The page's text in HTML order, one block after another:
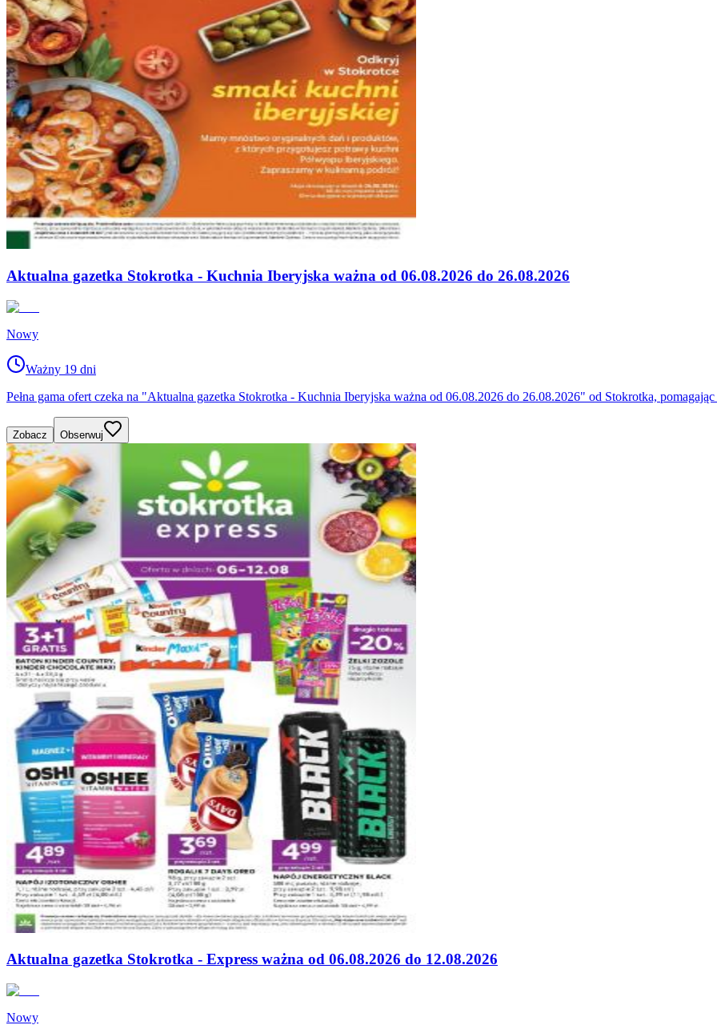
Aktualna gazetka Stokrotka - Kuchnia Iberyjska ważna od 06.08.2026 do 26.08.2026
Nowy
Ważny 19 dni
Pełna gama ofert czeka na "Aktualna gazetka Stokrotka - Kuchnia Iberyjska ważna od 06.08.2026 do 26.08.2026" od Stokrotka,
Zobacz Obserwuj
Aktualna gazetka Stokrotka - Express ważna od 06.08.2026 do 12.08.2026
Nowy